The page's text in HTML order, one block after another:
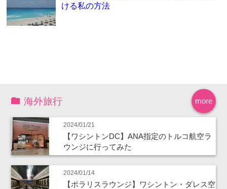
ける私の方法
more
海外旅行
2024/01/21
【ワシントンDC】ANA指定のトルコ航空ラ
ウンジに行ってみた
2024/01/14
【ポラリスラウンジ】ワシントン・ダレス空